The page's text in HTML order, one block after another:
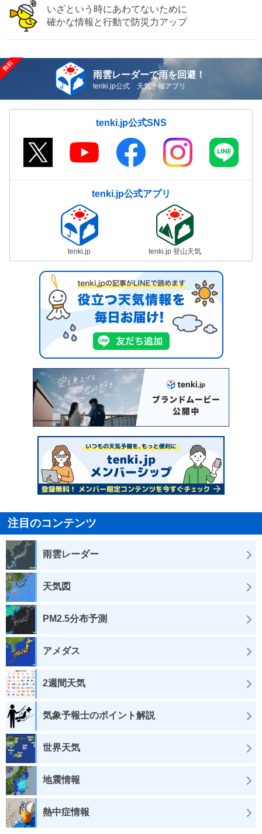
いざという時にあわてないために
確かな情報と行動で防災力アップ
雨雲レーダーで雨を回避！
tenki.jp公式 天気予報アプリ
tenki.jp公式SNS
tenki.jp公式アプリ
tenki.jp tenki.jp 登山天気
注目のコンテンツ
雨雲レーダー
天気図
PM2.5分布予測
アメダス
2週間天気
気象予報士のポイント解説
世界天気
地震情報
熱中症情報